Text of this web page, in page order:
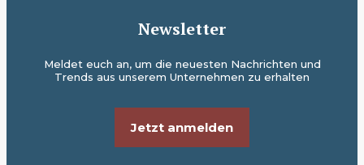
Newsletter
Meldet euch an, um die neuesten Nachrichten und
Trends aus unserem Unternehmen zu erhalten
Jetzt anmelden